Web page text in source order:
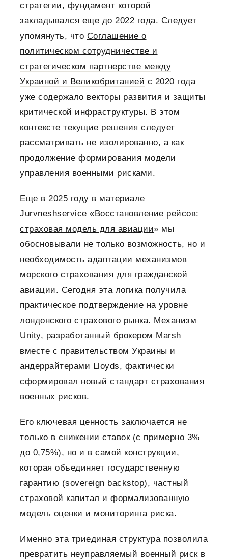
стратегии, фундамент которой
закладывался еще до 2022 года. Следует
упомянуть, что Соглашение о
политическом сотрудничестве и
стратегическом партнерстве между
Украиной и Великобританией с 2020 года
уже содержало векторы развития и защиты
критической инфраструктуры. В этом
контексте текущие решения следует
рассматривать не изолированно, а как
продолжение формирования модели
управления военными рисками.
Еще в 2025 году в материале
Jurvneshservice «Восстановление рейсов:
страховая модель для авиации» мы
обосновывали не только возможность, но и
необходимость адаптации механизмов
морского страхования для гражданской
авиации. Сегодня эта логика получила
практическое подтверждение на уровне
лондонского страхового рынка. Механизм
Unity, разработанный брокером Marsh
вместе с правительством Украины и
андеррайтерами Lloyds, фактически
сформировал новый стандарт страхования
военных рисков.
Его ключевая ценность заключается не
только в снижении ставок (с примерно 3%
до 0,75%), но и в самой конструкции,
которая объединяет государственную
гарантию (sovereign backstop), частный
страховой капитал и формализованную
модель оценки и мониторинга риска.
Именно эта триединая структура позволила
превратить неуправляемый военный риск в